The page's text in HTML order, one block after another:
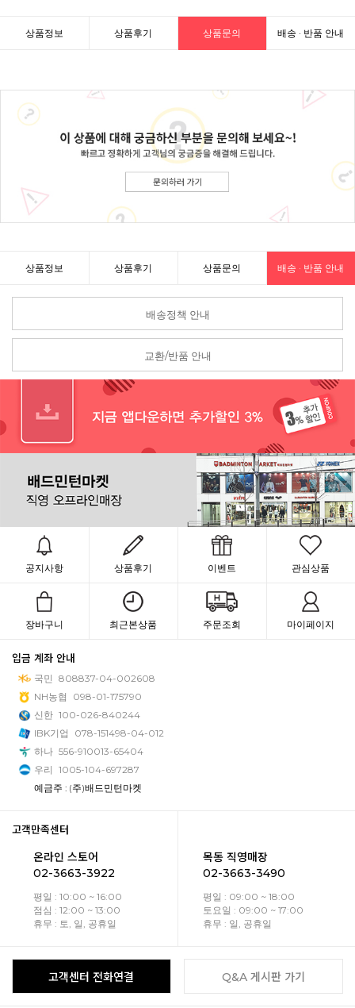
상품정보 상품후기 상품문의 배송 · 반품 안내
상품정보 상품후기 상품문의 배송 · 반품 안내
배송정책 안내
교환/반품 안내
공지사항 상품후기 이벤트 관심상품
장바구니 최근본상품 주문조회 마이페이지
입금 계좌 안내
국민 808837-04-002608
NH농협
098-01-175790
신한 100-026-840244
IBK기업
078-151498-04-012
하나 556-910013-65404
우리 1005-104-697287
예금주 : (주)배드민턴마켓
고객만족센터
온라인 스토어
02-3663-3922
평일 : 10:00 ~ 16:00
점심 : 12:00 ~ 13:00
휴무 : 토, 일, 공휴일
목동 직영매장
02-3663-3490
평일 : 09:00 ~ 18:00
토요일 : 09:00 ~ 17:00
휴무 : 일, 공휴일
고객센터 전화연결 Q&A 게시판 가기